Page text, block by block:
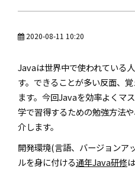
2020-08-11 10:20
Javaは世界中で使われている
す。できることが多い反面、
ます。今回Javaを効率よくマ
学で習得するための勉強方法
介します。
開発環境(言語、バージョンア
ルを身に付ける通年Java研修